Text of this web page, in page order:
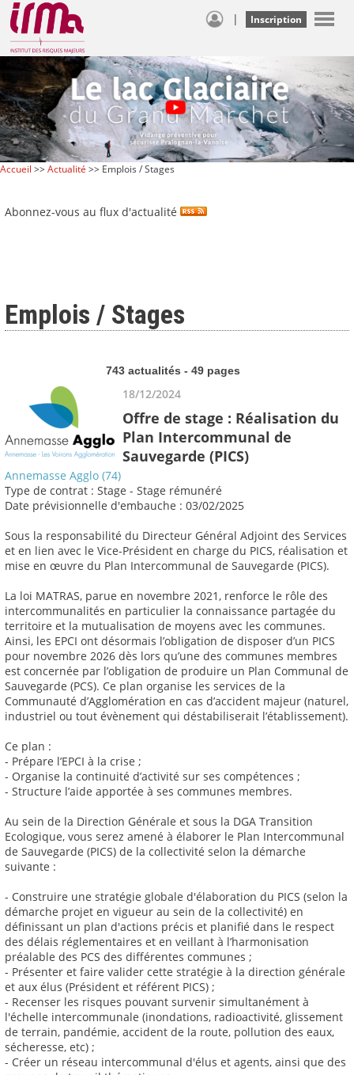
| Inscription
Accueil >>Actualité >> Emplois / Stages
Abonnez-vous au flux d'actualité
Emplois / Stages
743 actualités - 49 pages
18/12/2024
Offre de stage : Réalisation du
Plan Intercommunal de
Sauvegarde (PICS)
Annemasse Agglo (74)
Type de contrat : Stage - Stage rémunéré
Date prévisionnelle d'embauche : 03/02/2025
Sous la responsabilité du Directeur Général Adjoint des Services
et en lien avec le Vice-Président en charge du PICS, réalisation et
mise en œuvre du Plan Intercommunal de Sauvegarde (PICS).
La loi MATRAS, parue en novembre 2021, renforce le rôle des
intercommunalités en particulier la connaissance partagée du
territoire et la mutualisation de moyens avec les communes.
Ainsi, les EPCI ont désormais l’obligation de disposer d’un PICS
pour novembre 2026 dès lors qu’une des communes membres
est concernée par l’obligation de produire un Plan Communal de
Sauvegarde (PCS). Ce plan organise les services de la
Communauté d’Agglomération en cas d’accident majeur (naturel,
industriel ou tout évènement qui déstabiliserait l’établissement).
Ce plan :
- Prépare l’EPCI à la crise ;
- Organise la continuité d’activité sur ses compétences ;
- Structure l’aide apportée à ses communes membres.
Au sein de la Direction Générale et sous la DGA Transition
Ecologique, vous serez amené à élaborer le Plan Intercommunal
de Sauvegarde (PICS) de la collectivité selon la démarche
suivante :
- Construire une stratégie globale d'élaboration du PICS (selon la
démarche projet en vigueur au sein de la collectivité) en
définissant un plan d'actions précis et planifié dans le respect
des délais réglementaires et en veillant à l’harmonisation
préalable des PCS des différentes communes ;
- Présenter et faire valider cette stratégie à la direction générale
et aux élus (Président et référent PICS) ;
- Recenser les risques pouvant survenir simultanément à
l'échelle intercommunale (inondations, radioactivité, glissement
de terrain, pandémie, accident de la route, pollution des eaux,
sécheresse, etc) ;
- Créer un réseau intercommunal d'élus et agents, ainsi que des